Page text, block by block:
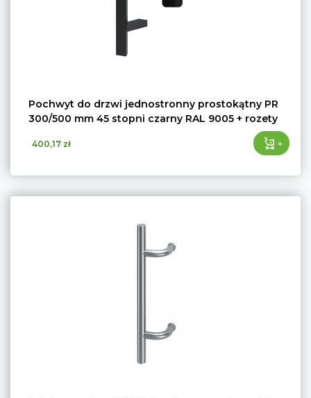
Pochwyt do drzwi jednostronny prostokątny PR
300/500 mm 45 stopni czarny RAL 9005 + rozety
400,17 zł +